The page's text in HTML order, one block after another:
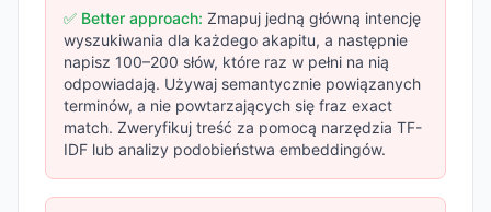
✅ Better approach: Zmapuj jedną główną intencję
wyszukiwania dla każdego akapitu, a następnie
napisz 100–200 słów, które raz w pełni na nią
odpowiadają. Używaj semantycznie powiązanych
terminów, a nie powtarzających się fraz exact
match. Zweryfikuj treść za pomocą narzędzia TF-
IDF lub analizy podobieństwa embeddingów.